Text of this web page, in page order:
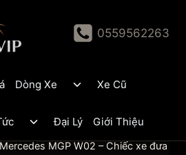
0559562263
Dòng Xe
ToggleXe Cũ
Toggle
menu
Đại Lý Giới Thiệu
Mercedes MGP W02 – Chiếc xe đưa